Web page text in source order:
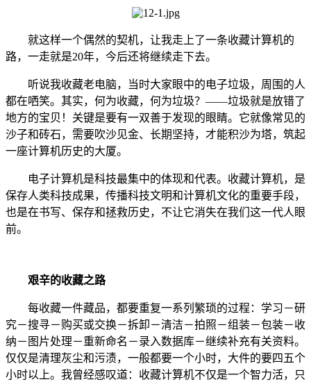
就这样一个偶然的契机，让我走上了一条收藏计算机的
路，一走就是20年，今后还将继续走下去。
听说我收藏老电脑，当时大家眼中的电子垃圾，周围的人
都在哂笑。其实，何为收藏，何为垃圾？——垃圾就是放错了
地方的宝贝！关键是要有一双善于发现的眼睛。它就像常见的
沙子和砖石，需要吹沙见金、长期坚持，才能积沙为塔，筑起
一座计算机历史的大厦。
电子计算机是科技最集中的体现和代表。收藏计算机，是
保存人类科技成果，传播科技文明和计算机文化的重要手段，
也是在书写、保存和拯救历史，不让它消失在我们这一代人眼
前。
艰辛的收藏之路
每收藏一件藏品，都要重复一系列繁琐的过程：学习－研
究－搜寻－购买或交换－拆卸－清洁－拍照－组装－包装－收
纳－图片处理－重新命名－录入数据库－继续补充有关资料。
仅仅是清理灰尘和污渍，一般都要一个小时，大件的要四五个
小时以上。我曾经感叹道：收藏计算机不仅是一个智力活，只